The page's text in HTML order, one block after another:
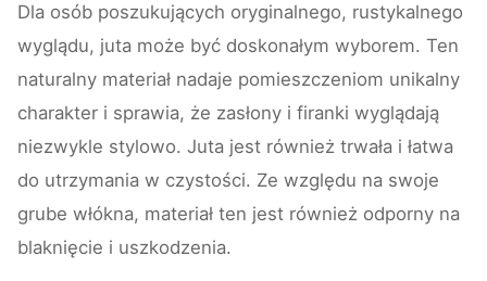
Dla osób poszukujących oryginalnego, rustykalnego
wyglądu, juta może być doskonałym wyborem. Ten
naturalny materiał nadaje pomieszczeniom unikalny
charakter i sprawia, że zasłony i firanki wyglądają
niezwykle stylowo. Juta jest również trwała i łatwa
do utrzymania w czystości. Ze względu na swoje
grube włókna, materiał ten jest również odporny na
blaknięcie i uszkodzenia.